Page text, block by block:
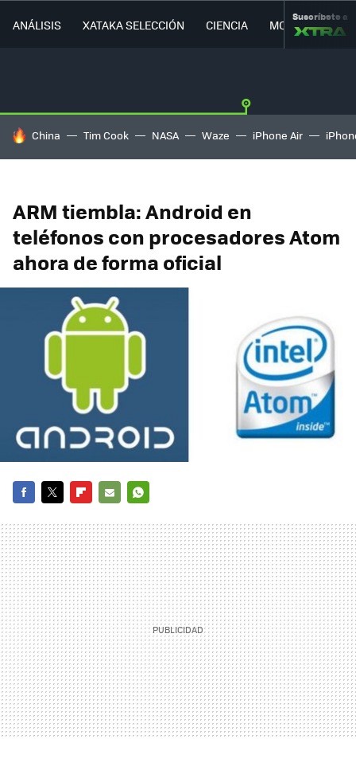
ANÁLISIS XATAKA SELECCIÓN CIENCIA MOVILIDAD
Suscríbete a
HOY SE HABLA DE
China Tim Cook NASA Waze iPhone Air
ARM tiembla: Android en
teléfonos con procesadores Atom
ahora de forma oficial
MAIL